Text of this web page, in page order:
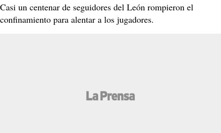
Casi un centenar de seguidores del León rompieron el
confinamiento para alentar a los jugadores.